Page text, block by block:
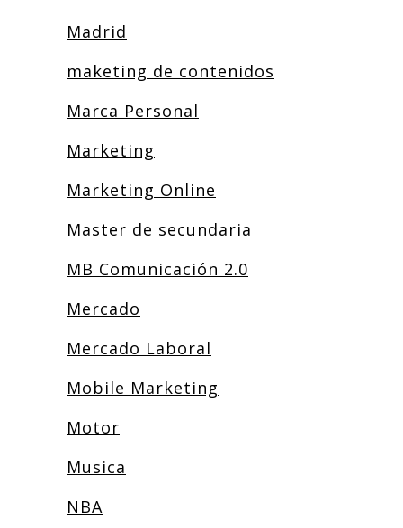
Madrid
maketing de contenidos
Marca Personal
Marketing
Marketing Online
Master de secundaria
MB Comunicación 2.0
Mercado
Mercado Laboral
Mobile Marketing
Motor
Musica
NBA